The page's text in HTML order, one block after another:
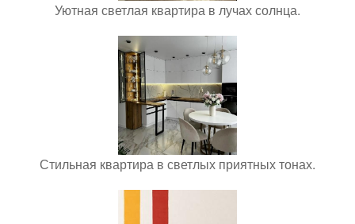
Уютная светлая квартира в лучах солнца.
Стильная квартира в светлых приятных тонах.